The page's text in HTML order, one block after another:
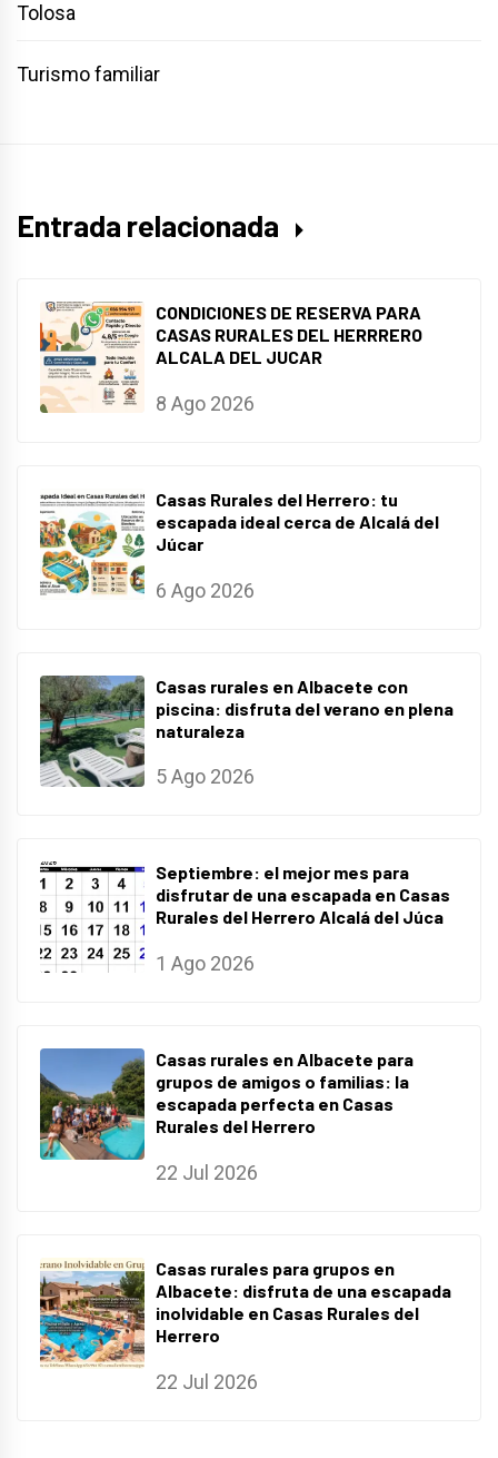
Tolosa
Turismo familiar
Entrada relacionada
CONDICIONES DE RESERVA PARA
CASAS RURALES DEL HERRRERO
ALCALA DEL JUCAR
8 Ago 2026
Casas Rurales del Herrero: tu
escapada ideal cerca de Alcalá del
Júcar
6 Ago 2026
Casas rurales en Albacete con
piscina: disfruta del verano en plena
naturaleza
5 Ago 2026
Septiembre: el mejor mes para
disfrutar de una escapada en Casas
Rurales del Herrero Alcalá del Júca
1 Ago 2026
Casas rurales en Albacete para
grupos de amigos o familias: la
escapada perfecta en Casas
Rurales del Herrero
22 Jul 2026
Casas rurales para grupos en
Albacete: disfruta de una escapada
inolvidable en Casas Rurales del
Herrero
22 Jul 2026